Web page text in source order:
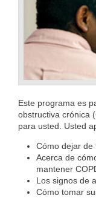
Este programa es
obstructiva crónica
para usted. Usted
Cómo dejar de
Acerca de
mantener
Los signos de
Cómo tomar